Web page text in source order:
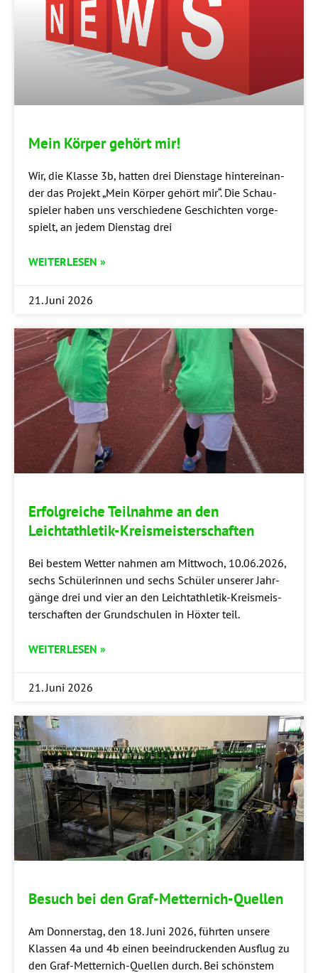
Mein Kör­per gehört mir!
Wir, die Klas­se 3b, hat­ten drei Diens­ta­ge hin­ter­ein­an­
der das Pro­jekt „Mein Kör­per gehört mir“. Die Schau­
spie­ler haben uns ver­schie­de­ne Geschich­ten vor­ge­
spielt, an jedem Diens­tag drei
WEITERLESEN »
21. Juni 2026
Erfolg­rei­che Teil­nah­me an den
Leichtathletik-Kreismeisterschaften
Bei bes­tem Wet­ter nah­men am Mitt­woch, 10.06.2026,
sechs Schü­le­rin­nen und sechs Schü­ler unse­rer Jahr­
gän­ge drei und vier an den Leich­t­a­th­­le­­tik-Kreis­­meis­­
ter­­schaf­­ten der Grund­schu­len in Höx­ter teil.
WEITERLESEN »
21. Juni 2026
Besuch bei den Graf-Metternich-Quellen
Am Don­ners­tag, den 18. Juni 2026, führ­ten unse­re
Klas­sen 4a und 4b einen beein­dru­cken­den Aus­flug zu
den Graf-Met­­ter­­nich-Quel­­len durch. Bei schöns­tem